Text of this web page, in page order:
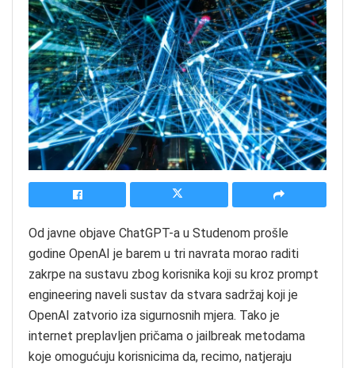
Od javne objave ChatGPT-a u Studenom prošle
godine OpenAI je barem u tri navrata morao raditi
zakrpe na sustavu zbog korisnika koji su kroz prompt
engineering naveli sustav da stvara sadržaj koji je
OpenAI zatvorio iza sigurnosnih mjera. Tako je
internet preplavljen pričama o jailbreak metodama
koje omogućuju korisnicima da, recimo, natjeraju